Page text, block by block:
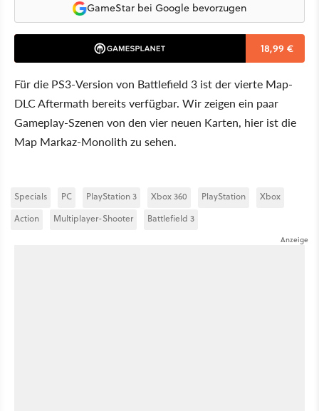
GameStar bei Google bevorzugen
18,99 €
Für die PS3-Version von Battlefield 3 ist der vierte Map-
DLC Aftermath bereits verfügbar. Wir zeigen ein paar
Gameplay-Szenen von den vier neuen Karten, hier ist die
Map Markaz-Monolith zu sehen.
Specials PC PlayStation 3 Xbox 360 PlayStation
Xbox
Action
Multiplayer-Shooter Battlefield 3